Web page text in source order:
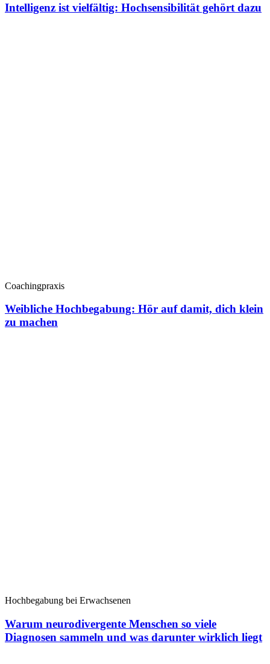
Intelligenz ist vielfältig: Hochsensibilität gehört dazu
Coachingpraxis
Weibliche Hochbegabung: Hör auf damit, dich klein
zu machen
Hochbegabung bei Erwachsenen
Warum neurodivergente Menschen so viele
Diagnosen sammeln und was darunter wirklich liegt